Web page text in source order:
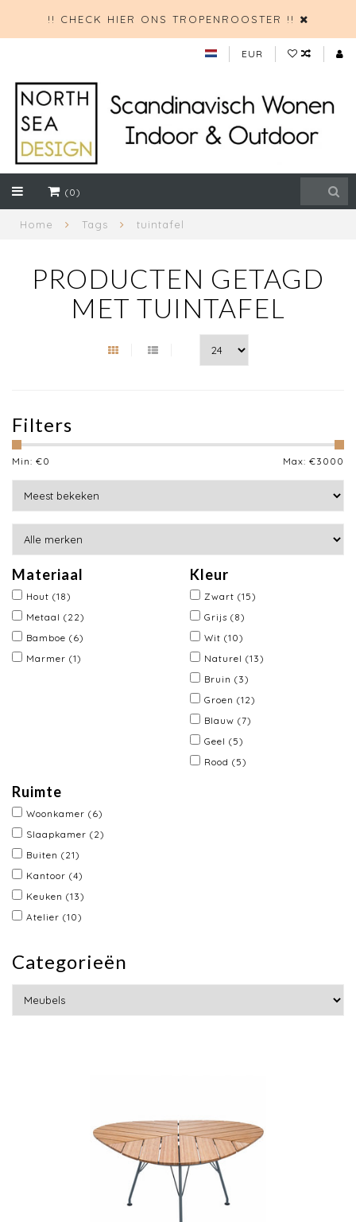
!! CHECK HIER ONS TROPENROOSTER !!
EUR
(0)
Home Tags tuintafel
PRODUCTEN GETAGD
MET TUINTAFEL
Filters
Min: €0 Max: €3000
Materiaal
Hout (18)
Metaal (22)
Bamboe (6)
Marmer (1)
Kleur
Zwart (15)
Grijs (8)
Wit (10)
Naturel (13)
Bruin (3)
Groen (12)
Blauw (7)
Geel (5)
Rood (5)
Ruimte
Woonkamer (6)
Slaapkamer (2)
Buiten (21)
Kantoor (4)
Keuken (13)
Atelier (10)
Categorieën